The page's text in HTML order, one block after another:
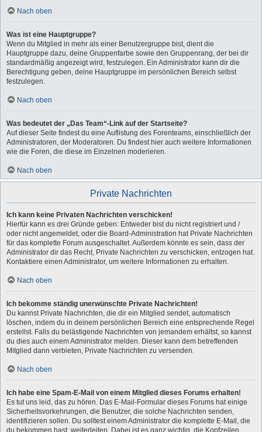
Nach oben
Was ist eine Hauptgruppe?
Wenn du Mitglied in mehr als einer Benutzergruppe bist, dient die
Hauptgruppe dazu, deine Gruppenfarbe sowie den Gruppenrang, der bei dir
standardmäßig angezeigt wird, festzulegen. Ein Administrator kann dir die
Berechtigung geben, deine Hauptgruppe im persönlichen Bereich selbst
festzulegen.
Nach oben
Was bedeutet der „Das Team“-Link auf der Startseite?
Auf dieser Seite findest du eine Auflistung des Forenteams, einschließlich der
Administratoren, der Moderatoren. Du findest hier auch weitere Informationen
wie die Foren, die diese im Einzelnen moderieren.
Nach oben
Private Nachrichten
Ich kann keine Privaten Nachrichten verschicken!
Hierfür kann es drei Gründe geben: Entweder bist du nicht registriert und /
oder nicht angemeldet, oder die Board-Administration hat Private Nachrichten
für das komplette Forum ausgeschaltet. Außerdem könnte es sein, dass der
Administrator dir das Recht, Private Nachrichten zu verschicken, entzogen hat.
Kontaktiere einen Administrator, um weitere Informationen zu erhalten.
Nach oben
Ich bekomme ständig unerwünschte Private Nachrichten!
Du kannst Private Nachrichten, die dir ein Mitglied sendet, automatisch
löschen, indem du in deinem persönlichen Bereich eine entsprechende Regel
erstellst. Falls du belästigende Nachrichten von jemandem erhältst, so kannst
du dies auch einem Administrator melden. Dieser kann dem betreffenden
Mitglied dann verbieten, Private Nachrichten zu versenden.
Nach oben
Ich habe eine Spam-E-Mail von einem Mitglied dieses Forums erhalten!
Es tut uns leid, das zu hören. Das E-Mail-Formular dieses Forums hat einige
Sicherheitsvorkehrungen, die Benutzer, die solche Nachrichten senden,
identifizieren sollen. Du solltest einem Administrator die komplette E-Mail, die
du bekommen hast, weiterleiten. Dabei ist es ganz wichtig, die Kopfzeilen